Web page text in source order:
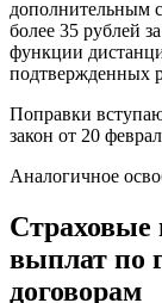
дополнительным
более 35 рублей
функции
подтвержденных
Поправки
закон от 20
Аналогичное
Страховые
выплат по
договорам